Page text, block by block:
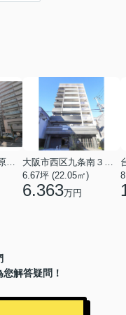
大阪市淀川区西宮原３丁目
大阪市西区九条南３丁目
6.67坪 (22.05㎡)
6.363万円
解答疑問！